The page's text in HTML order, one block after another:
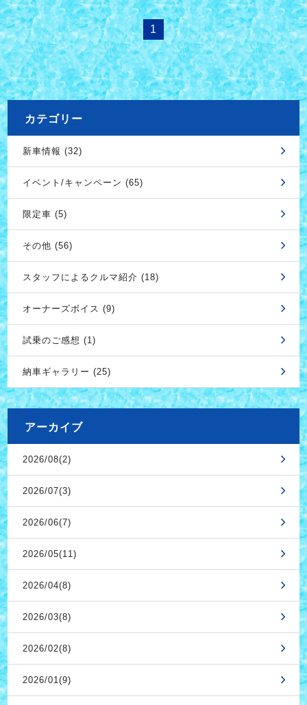
1
カテゴリー
新車情報 (32)
イベント/キャンペーン (65)
限定車 (5)
その他 (56)
スタッフによるクルマ紹介 (18)
オーナーズボイス (9)
試乗のご感想 (1)
納車ギャラリー (25)
アーカイブ
2026/08(2)
2026/07(3)
2026/06(7)
2026/05(11)
2026/04(8)
2026/03(8)
2026/02(8)
2026/01(9)